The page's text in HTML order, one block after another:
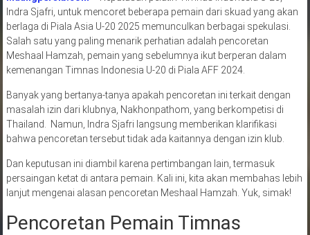
Indra Sjafri, untuk mencoret beberapa pemain dari skuad yang akan
berlaga di Piala Asia U-20 2025 memunculkan berbagai spekulasi.
Salah satu yang paling menarik perhatian adalah pencoretan
Meshaal Hamzah, pemain yang sebelumnya ikut berperan dalam
kemenangan Timnas Indonesia U-20 di Piala AFF 2024.
Banyak yang bertanya-tanya apakah pencoretan ini terkait dengan
masalah izin dari klubnya, Nakhonpathom, yang berkompetisi di
Thailand. Namun, Indra Sjafri langsung memberikan klarifikasi
bahwa pencoretan tersebut tidak ada kaitannya dengan izin klub.
Dan keputusan ini diambil karena pertimbangan lain, termasuk
persaingan ketat di antara pemain. Kali ini, kita akan membahas lebih
lanjut mengenai alasan pencoretan Meshaal Hamzah. Yuk, simak!
Pencoretan Pemain Timnas